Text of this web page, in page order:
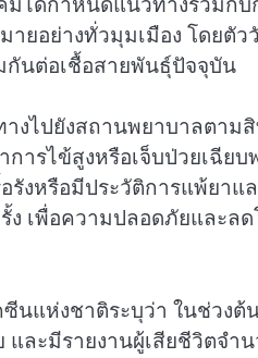
ได้กำหนดแนวทางร่วมกั
ยอย่างทั่วมุมเมือง โดยตัว
กันต่อเชื้อสายพันธุ์ปัจจุบัน
ไปยังสถานพยาบาลตาม
การไข้สูงหรือเจ็บป่วยเฉี
งหรือมีประวัติการแพ้ยาแ
เพื่อความปลอดภัยและลด
แห่งชาติระบุว่า ในช่วงต้
ละมีรายงานผู้เสียชีวิตจำ